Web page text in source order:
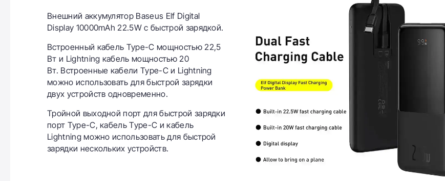
Внешний аккумулятор Baseus Elf Digital
Display 10000mAh 22.5W с быстрой зарядкой.
Встроенный кабель Type-C мощностью 22,5
Вт и Lightning кабель мощностью 20
Вт. Встроенные кабели Type-C и Lightning
можно использовать для быстрой зарядки
двух устройств одновременно.
Тройной выходной порт для быстрой зарядки
порт Type-C, кабель Type-C и кабель
Lightning можно использовать для быстрой
зарядки нескольких устройств.